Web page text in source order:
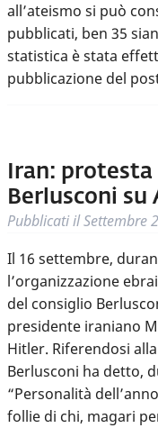
all’ateismo si può
pubblicati, ben 35
statistica è stata
pubblicazione del
Iran:
Berlusconi su
Pubblicati ilSettembre
Il 16 settembre,
l’organizzazione
del consiglio
presidente iraniano
Hitler. Riferendosi
Berlusconi ha detto,
“Personalità
follie di chi, magari